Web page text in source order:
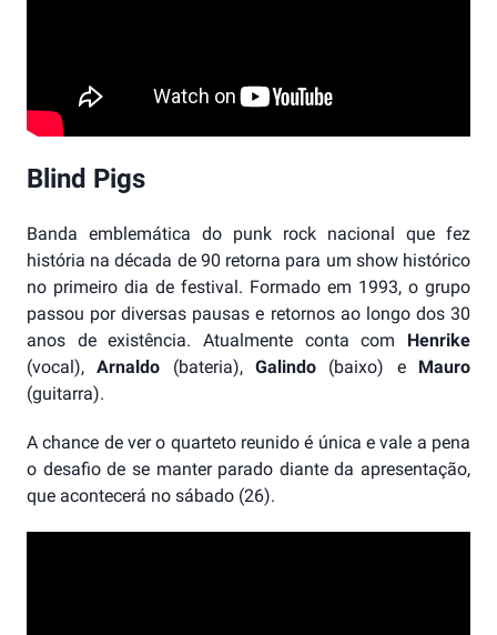
Blind Pigs
Banda emblemática do punk rock nacional que fez
história na década de 90 retorna para um show histórico
no primeiro dia de festival. Formado em 1993, o grupo
passou por diversas pausas e retornos ao longo dos 30
anos de existência. Atualmente conta com Henrike
(vocal),Arnaldo (bateria),Galindo (baixo) e Mauro
(guitarra).
A chance de ver o quarteto reunido é única e vale a pena
o desafio de se manter parado diante da apresentação,
que acontecerá no sábado (26).